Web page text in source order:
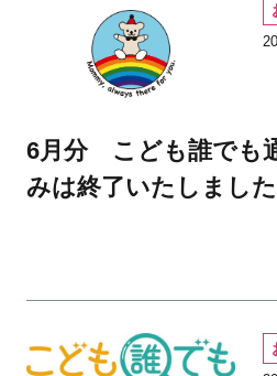
6月分 こども誰でも
みは終了いたしました